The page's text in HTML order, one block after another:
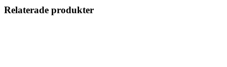
Relaterade produkter